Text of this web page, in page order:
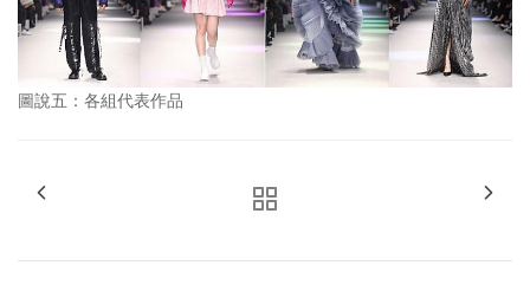
圖說五：各組代表作品